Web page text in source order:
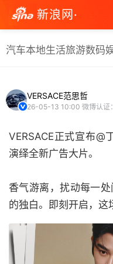
新浪网·
汽车本地生活旅游数码
VERSACE范思哲
26-05-13 10:00 微博认证
VERSACE正式宣布@
演绎全新广告大片。
香气游离，扰动每一
的独白。即刻开启，这